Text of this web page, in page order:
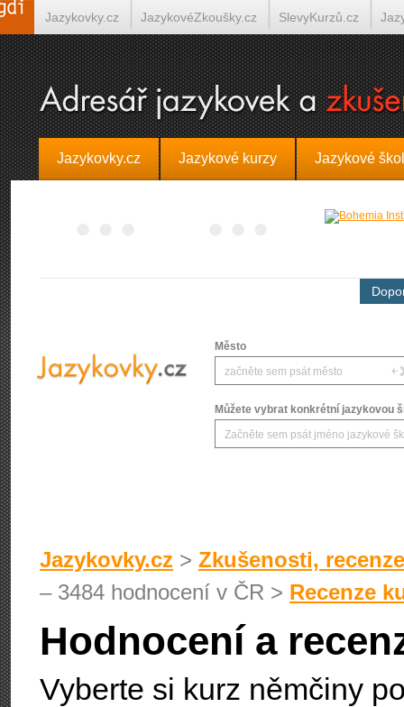
Jazykovky.cz Jazykové kurzy Jazykové
Město
Můžete vybrat konkrétní jazykovou
Jazykovky.cz > Zkušenosti,
– 3484 hodnocení v ČR > Recenze
Hodnocení a
Vyberte si kurz němčiny
Jazykovky.cz JazykovéZkoušky.cz SlevyKurzů.cz
Španělština on-line Italština on-line Tlumočení-